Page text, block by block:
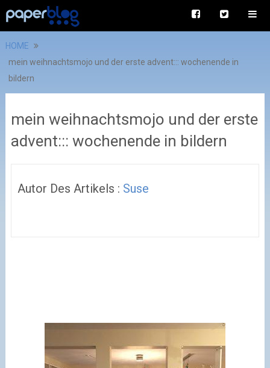
HOME
mein weihnachtsmojo und der erste advent::: wochenende in
bildern
mein weihnachtsmojo und der erste
advent::: wochenende in bildern
Autor Des Artikels : Suse